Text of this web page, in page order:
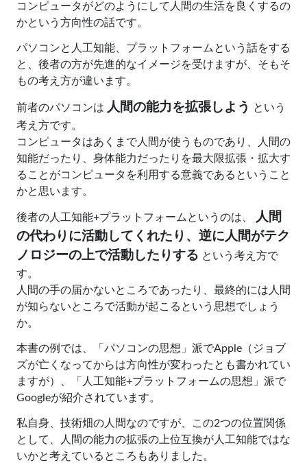
コンピュータがどのようにして人間の生活を良くするの
かという方向性の話です。
パソコンと人工知能、プラットフォームという話をする
と、後者の方が先進的なイメージを受けますが、そもそ
もの考え方が違います。
前者のパソコンは 人間の能力を拡張しよう
という
考え方です。
コンピュータはあくまで人間が使うものであり、人間の
知能だったり、身体能力だったりを最大限拡張・拡大す
ることがコンピュータを利用する意義であるということ
かと思います。
後者の人工知能+プラットフォームというのは、
人間
の代わりに活動してくれたり、逆に人間がテク
ノロジーの上で活動したりする という考え方で
す。
人間の手の届かないところであったり、最終的には人間
が知らないところで活動が起こるという思想でしょう
か。
本書の例では、「パソコンの思想」派でApple（ジョブ
ズが亡くなってからは方向性が変わったとも書かれてい
ますが）、「人工知能+プラットフォームの思想」派で
Googleが紹介されています。
私自身、技術畑の人間なのですが、この2つの位置関係
として、人間の能力の拡張の上位互換が人工知能ではな
いかと考えているところもありました。